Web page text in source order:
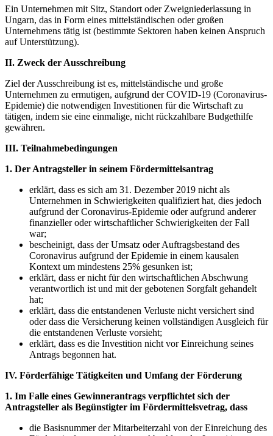
Ein Unternehmen mit Sitz, Standort oder Zweigniederlassung in
Ungarn, das in Form eines mittelständischen oder großen
Unternehmens tätig ist (bestimmte Sektoren haben keinen Anspruch
auf Unterstützung).
II. Zweck der Ausschreibung
Ziel der Ausschreibung ist es, mittelständische und große
Unternehmen zu ermutigen, aufgrund der COVID-19 (Coronavirus-
Epidemie) die notwendigen Investitionen für die Wirtschaft zu
tätigen, indem sie eine einmalige, nicht rückzahlbare Budgethilfe
gewähren.
III. Teilnahmebedingungen
1. Der Antragsteller in seinem Fördermittelsantrag
erklärt, dass es sich am 31. Dezember 2019 nicht als
Unternehmen in Schwierigkeiten qualifiziert hat, dies jedoch
aufgrund der Coronavirus-Epidemie oder aufgrund anderer
finanzieller oder wirtschaftlicher Schwierigkeiten der Fall
war;
bescheinigt, dass der Umsatz oder Auftragsbestand des
Coronavirus aufgrund der Epidemie in einem kausalen
Kontext um mindestens 25% gesunken ist;
erklärt, dass er nicht für den wirtschaftlichen Abschwung
verantwortlich ist und mit der gebotenen Sorgfalt gehandelt
hat;
erklärt, dass die entstandenen Verluste nicht versichert sind
oder dass die Versicherung keinen vollständigen Ausgleich für
die entstandenen Verluste vorsieht;
erklärt, dass es die Investition nicht vor Einreichung seines
Antrags begonnen hat.
IV. Förderfähige Tätigkeiten und Umfang der Förderung
1. Im Falle eines Gewinnerantrags verpflichtet sich der
Antragsteller als Begünstigter im Fördermittelsvetrag, dass
die Basisnummer der Mitarbeiterzahl von der Einreichung des